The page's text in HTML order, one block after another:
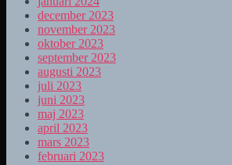
december 2023
november 2023
oktober 2023
september 2023
augusti 2023
juli 2023
juni 2023
maj 2023
april 2023
mars 2023
februari 2023